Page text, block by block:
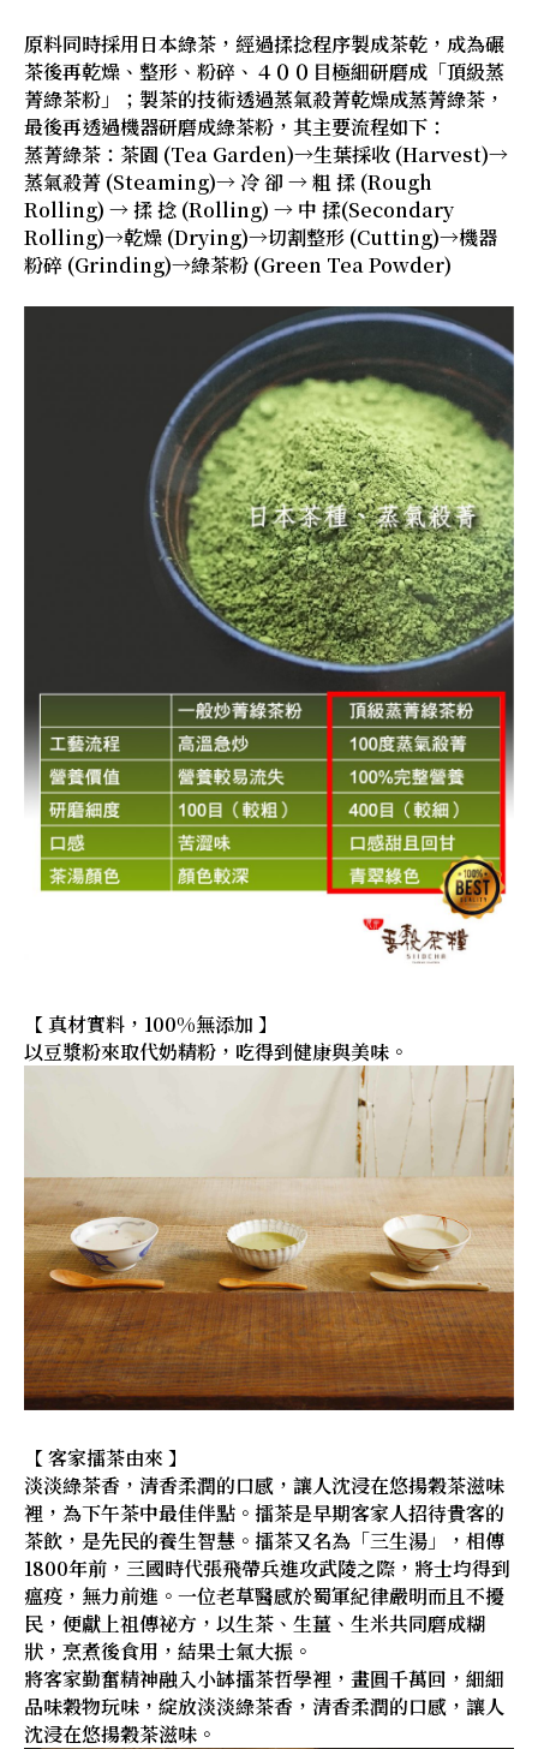
原料同時採用日本綠茶，經過揉捻程序製成茶乾，成為碾
茶後再乾燥、整形、粉碎、４００目極細研磨成「頂級蒸
菁綠茶粉」；製茶的技術透過蒸氣殺菁乾燥成蒸菁綠茶，
最後再透過機器研磨成綠茶粉，其主要流程如下：
蒸菁綠茶：茶園 (Tea Garden)→生葉採收 (Harvest)→
蒸氣殺菁 (Steaming)→ 冷 卻 → 粗 揉 (Rough
Rolling) → 揉 捻 (Rolling) → 中 揉(Secondary
Rolling)→乾燥 (Drying)→切割整形 (Cutting)→機器
粉碎 (Grinding)→綠茶粉 (Green Tea Powder)
【 真材實料，100%無添加 】
以豆漿粉來取代奶精粉，吃得到健康與美味。
【 客家擂茶由來 】
淡淡綠茶香，清香柔潤的口感，讓人沈浸在悠揚穀茶滋味
裡，為下午茶中最佳伴點。擂茶是早期客家人招待貴客的
茶飲，是先民的養生智慧。擂茶又名為「三生湯」，相傳
1800年前，三國時代張飛帶兵進攻武陵之際，將士均得到
瘟疫，無力前進。一位老草醫感於蜀軍紀律嚴明而且不擾
民，便獻上祖傳祕方，以生茶、生薑、生米共同磨成糊
狀，烹煮後食用，結果士氣大振。
將客家勤奮精神融入小缽擂茶哲學裡，畫圓千萬回，細細
品味穀物玩味，綻放淡淡綠茶香，清香柔潤的口感，讓人
沈浸在悠揚穀茶滋味。